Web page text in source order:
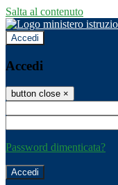
Salta al contenuto
Accedi
Accedi
button close ×
Password dimenticata?